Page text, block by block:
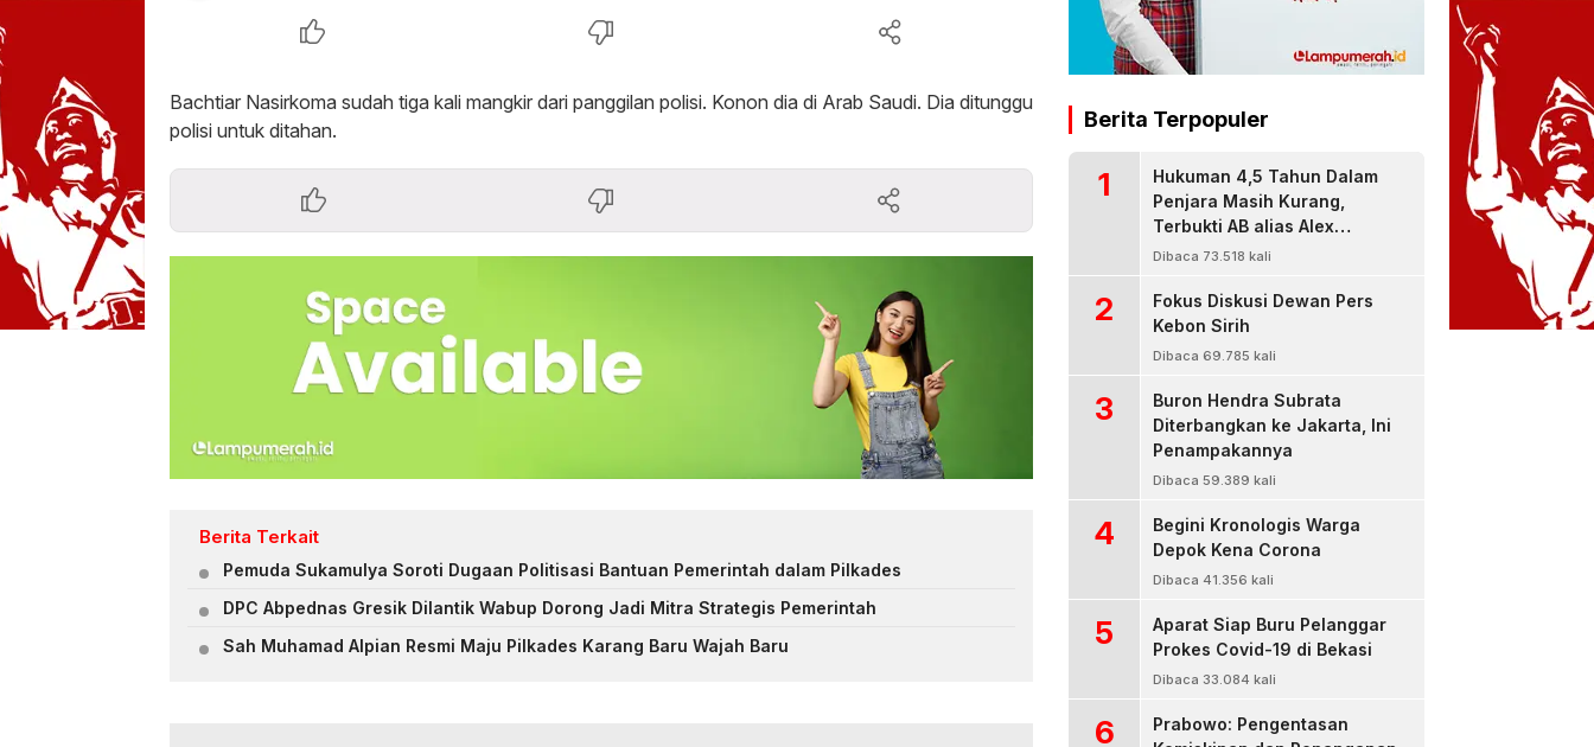
Bachtiar Nasirkoma sudah tiga kali mangkir dari panggilan polisi. Konon dia di Arab Saudi. Dia ditunggu
polisi untuk ditahan.
Berita Terkait
Pemuda Sukamulya Soroti Dugaan Politisasi Bantuan Pemerintah dalam Pilkades
DPC Abpednas Gresik Dilantik Wabup Dorong Jadi Mitra Strategis Pemerintah
‎Sah Muhamad Alpian Resmi Maju Pilkades Karang Baru Wajah Baru
Berita Terpopuler
1
Hukuman 4,5 Tahun Dalam
Penjara Masih Kurang,
Terbukti AB alias Alex
Residivis Narkoba Kembali
Dibaca 73.518 kali
2
Fokus Diskusi Dewan Pers
Kebon Sirih
Dibaca 69.785 kali
3
Buron Hendra Subrata
Diterbangkan ke Jakarta, Ini
Penampakannya
Dibaca 59.389 kali
4
Begini Kronologis Warga
Depok Kena Corona
Dibaca 41.356 kali
5
Aparat Siap Buru Pelanggar
Prokes Covid-19 di Bekasi
Dibaca 33.084 kali
6
Prabowo: Pengentasan